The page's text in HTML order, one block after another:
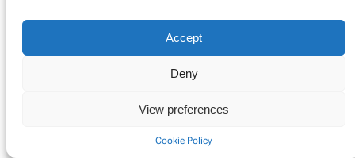
Accept
Deny
View preferences
Cookie Policy